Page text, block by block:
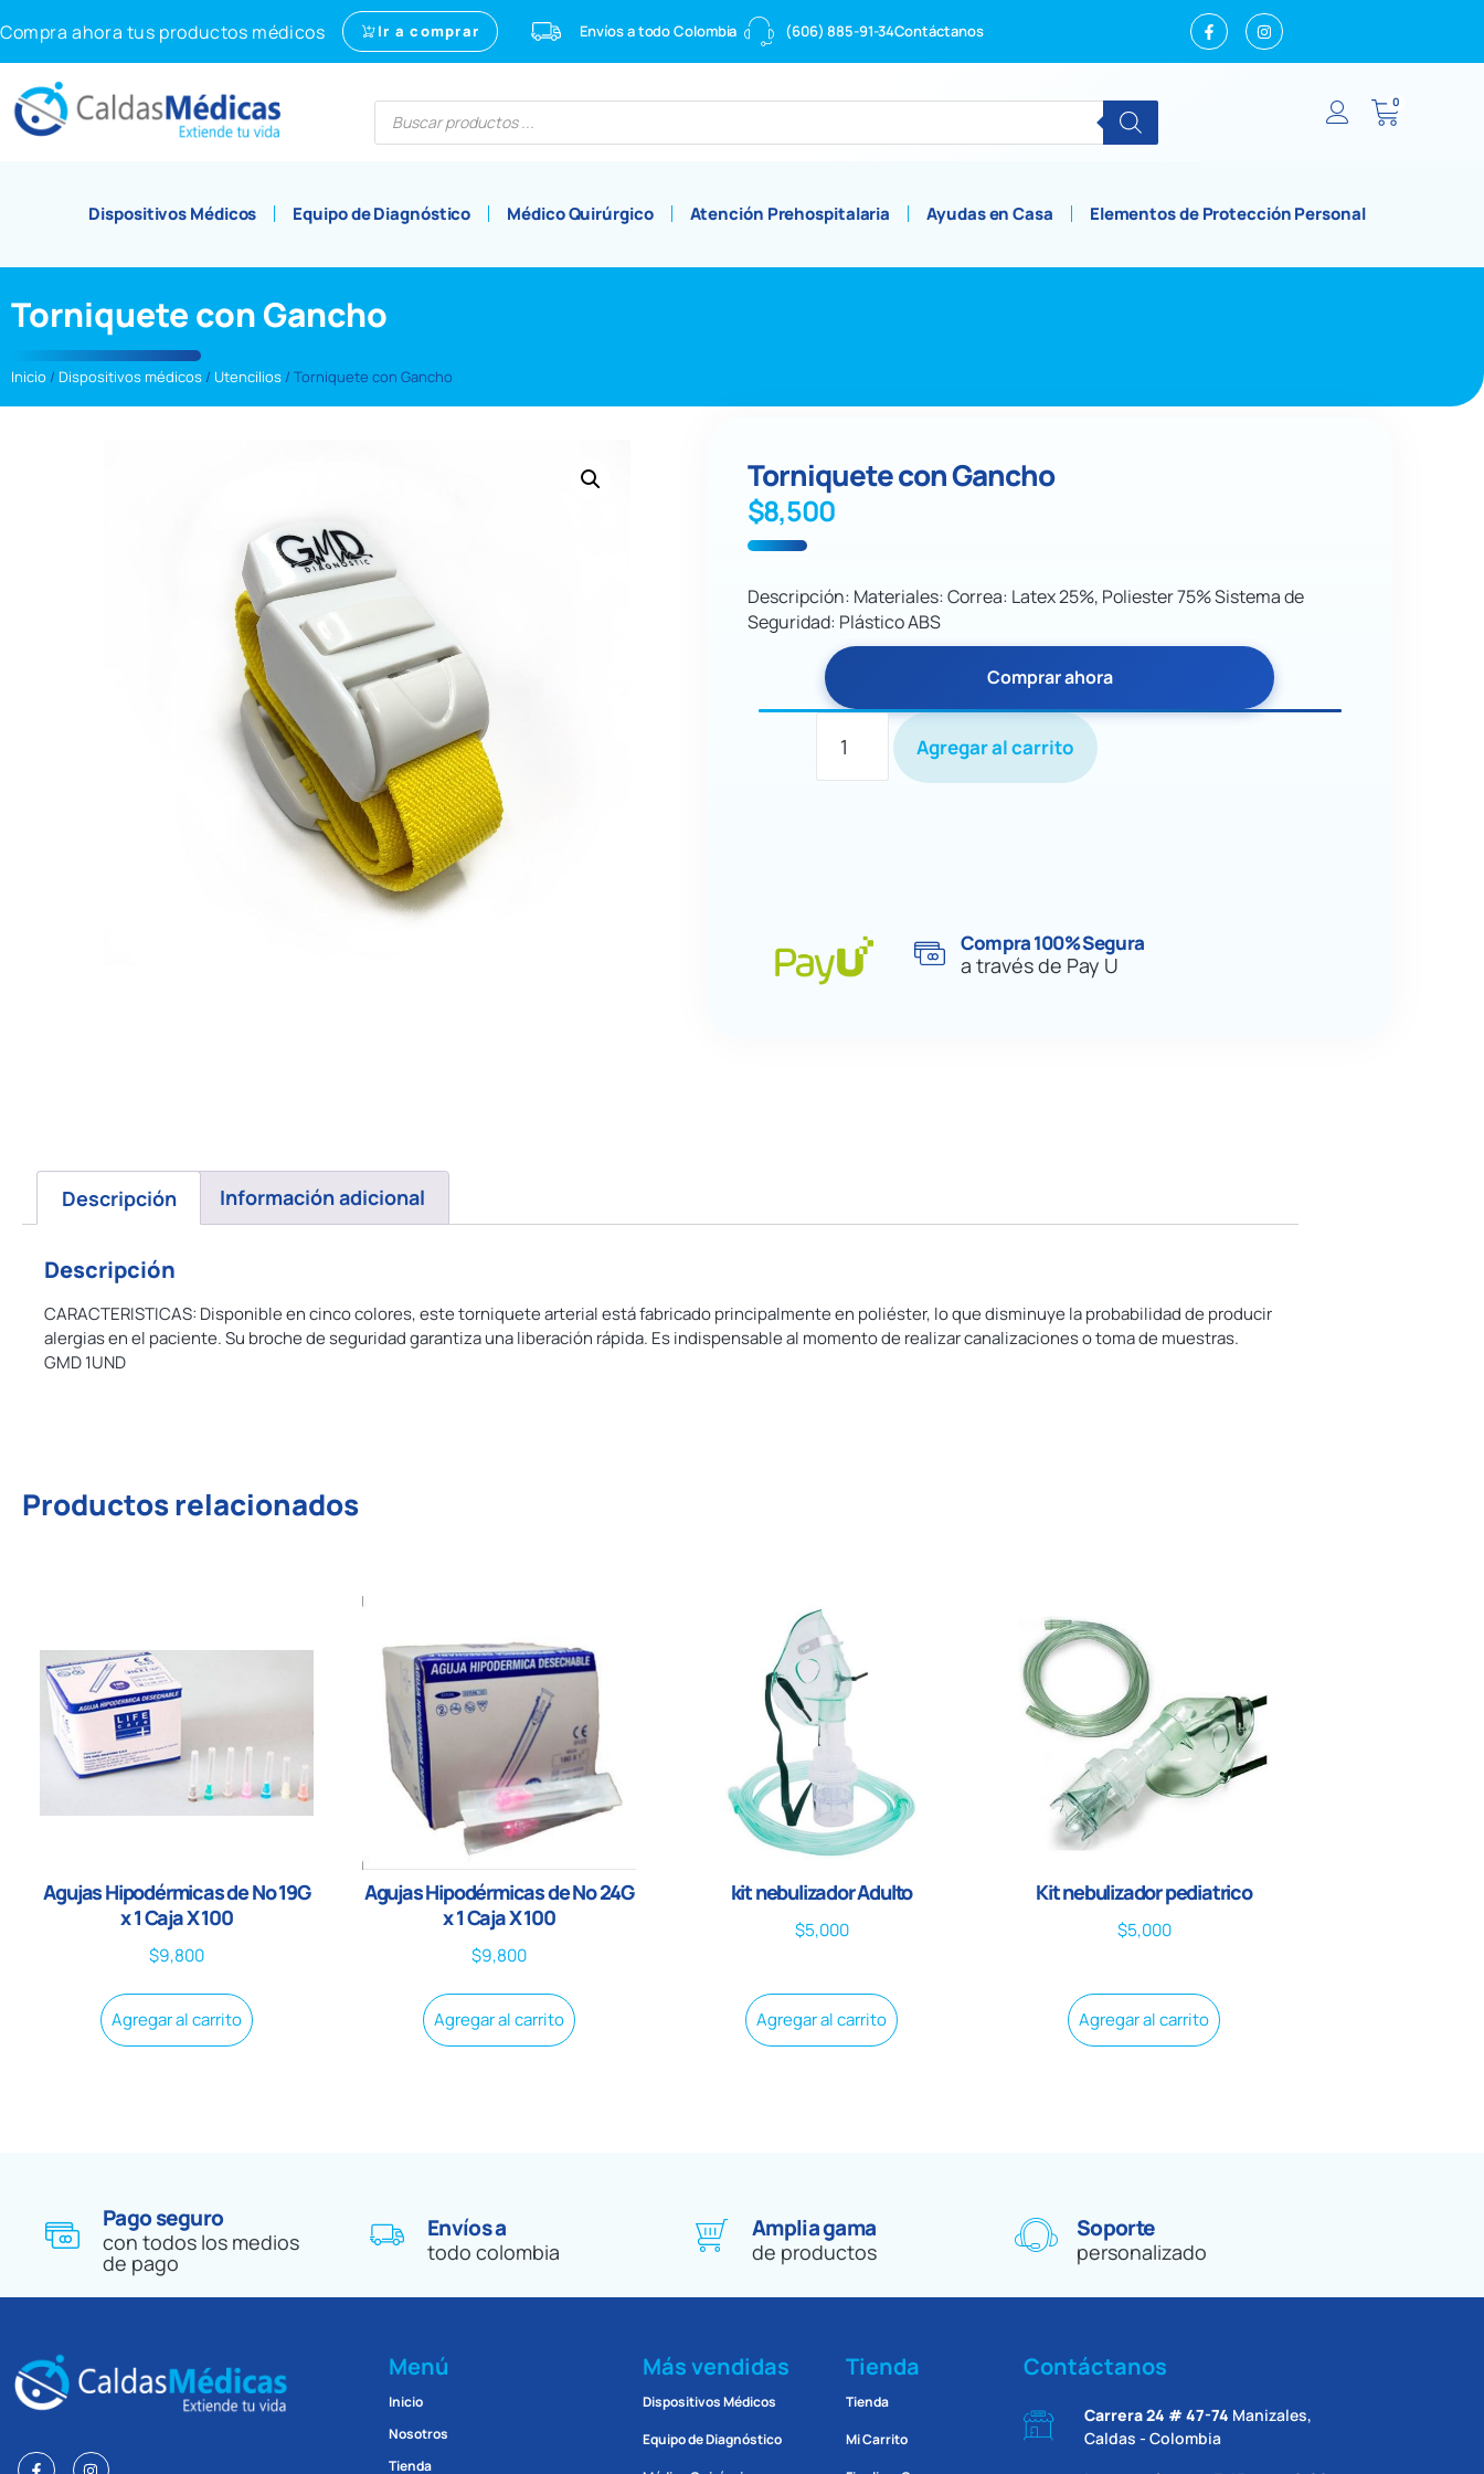
Compra ahora tus productos médicos Ir a comprar Envíos a todo Colombia (606) 885-91-34Contáctanos
0
Dispositivos Médicos Equipo de Diagnóstico Médico Quirúrgico Atención Prehospitalaria Ayudas en Casa Elementos de Protección Personal
Torniquete con Gancho
Inicio / Dispositivos médicos / Utencilios / Torniquete con Gancho
Torniquete con Gancho
$8,500
Descripción: Materiales: Correa: Latex 25%, Poliester 75% Sistema de
Seguridad: Plástico ABS
Comprar ahora
Agregar al carrito
Compra 100% Segura
a través de Pay U
Descripción Información adicional
Descripción
CARACTERISTICAS: Disponible en cinco colores, este torniquete arterial está fabricado principalmente en poliéster, lo que disminuye la probabilidad de producir
alergias en el paciente. Su broche de seguridad garantiza una liberación rápida. Es indispensable al momento de realizar canalizaciones o toma de muestras.
GMD 1UND
Productos relacionados
Agujas Hipodérmicas de No 19G
x 1 Caja X 100
$9,800
Agregar al carrito
Agujas Hipodérmicas de No 24G
x 1 Caja X 100
$9,800
Agregar al carrito
kit nebulizador Adulto
$5,000
Agregar al carrito
Kit nebulizador pediatrico
$5,000
Agregar al carrito
Pago seguro
con todos los medios
de pago
Envíos a
todo colombia
Amplia gama
de productos
Soporte
personalizado
Menú
Inicio
Nosotros
Tienda
Más vendidas
Dispositivos Médicos
Equipo de Diagnóstico
Tienda
Tienda
Mi Carrito
Contáctanos
Carrera 24 # 47-74 Manizales,
Caldas - Colombia